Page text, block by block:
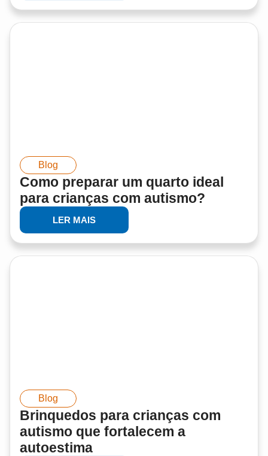
Blog
Como preparar um quarto ideal
para crianças com autismo?
LER MAIS
Blog
Brinquedos para crianças com
autismo que fortalecem a
autoestima